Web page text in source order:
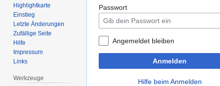
Passwort
Angemeldet bleiben
Anmelden
Hilfe beim Anmelden
Highlightkarte
Einstieg
Letzte Änderungen
Zufällige Seite
Hilfe
Impressum
Links
Werkzeuge